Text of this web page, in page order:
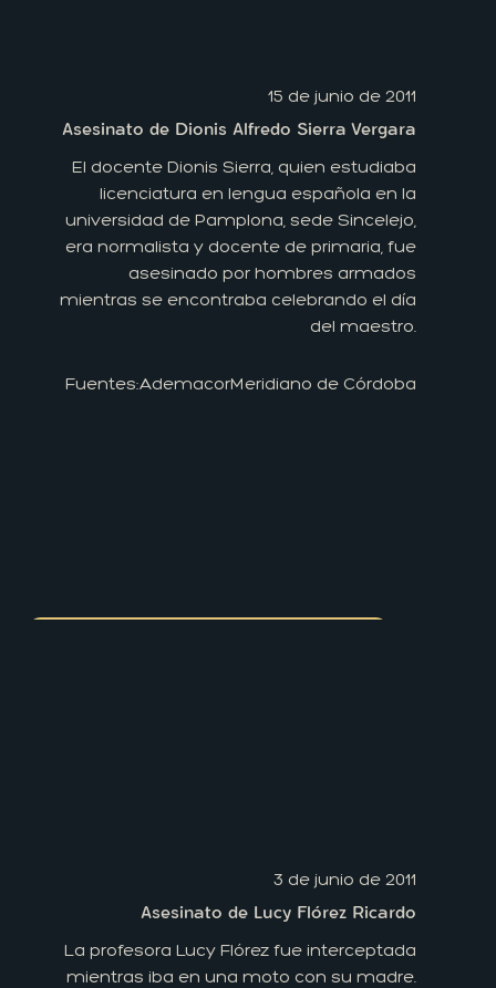
15 de junio de 2011
Asesinato de Dionis Alfredo Sierra Vergara
El docente Dionis Sierra, quien estudiaba
licenciatura en lengua española en la
universidad de Pamplona, sede Sincelejo,
era normalista y docente de primaria, fue
asesinado por hombres armados
mientras se encontraba celebrando el día
del maestro.
Fuentes:AdemacorMeridiano de Córdoba
3 de junio de 2011
Asesinato de Lucy Flórez Ricardo
La profesora Lucy Flórez fue interceptada
mientras iba en una moto con su madre.